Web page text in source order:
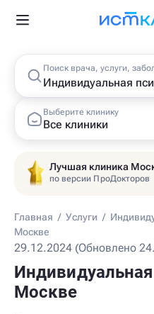
Поиск врача, услуги,
Выберите клинику
Все клиники
Лучшая клиника
по версии ПроДокторов
Главная / Услуги /
Москве
29.12.2024 (Обновлено
Москве